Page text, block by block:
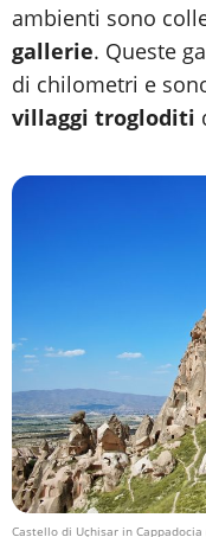
ambienti sono
gallerie. Queste
di chilometri e
villaggi trogloditi
Castello di Uçhisar in Cappadocia